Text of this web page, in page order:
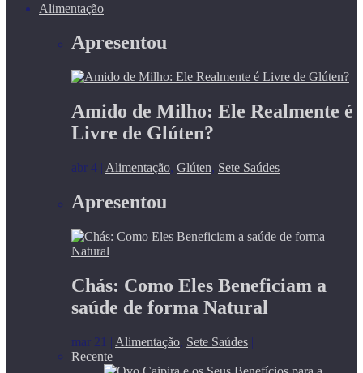
Alimentação
Apresentou
Amido de Milho: Ele Realmente é
Livre de Glúten?
abr 4 | Alimentação, Glúten, Sete Saúdes |
Apresentou
Chás: Como Eles Beneficiam a
saúde de forma Natural
mar 21 | Alimentação, Sete Saúdes |
Recente